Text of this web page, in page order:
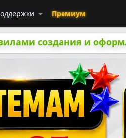
Премиум
создания и